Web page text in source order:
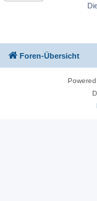
Foren-Übersicht